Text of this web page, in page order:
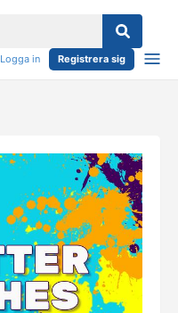
Logga in Registrera sig